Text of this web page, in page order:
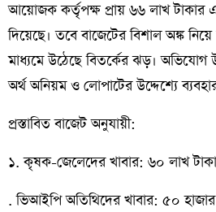
আয়োজক কর্তৃপক্ষ প্রায় ৬৬ লাখ টাকার
দিয়েছে। তবে বাজেটের বিশাল অঙ্ক নিয়ে
মাধ্যমে উঠেছে বিতর্কের ঝড়।
অর্থ অনিয়ম ও লোপাটের উদ্দেশ্যে
প্রস্তাবিত বাজেট অনুযায়ী:
১. কৃষক-জেলেদের খাবার: ৬০ লাখ
. ভিআইপি অতিথিদের খাবার: ৫০ হাজার